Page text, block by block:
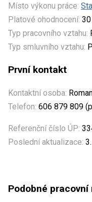
Místo výkonu práce:
Platové ohodnocení:
Typ pracovního vztahu:
Typ smluvního vztahu:
První kontakt
Kontaktní osoba:
Telefon: 606 879 809
Referenční číslo ÚP:
Poslední aktualizace:
Podobné pracovní